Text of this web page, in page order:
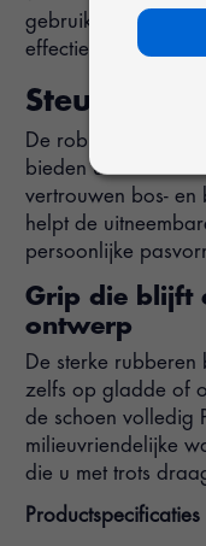
gebruik en het
effectief buiten weet
Steun op
De robuuste
bieden uitstekende
vertrouwen bos- en
helpt de
persoonlijke
Grip die blijft
ontwerp
De sterke
zelfs op gladde of
de schoen volledig
milieuvriendelijke
die u met trots
Productspecificaties